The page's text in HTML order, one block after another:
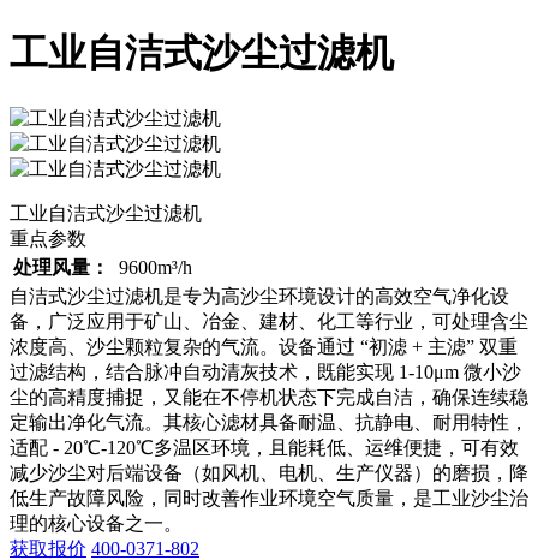
工业自洁式沙尘过滤机
工业自洁式沙尘过滤机
重点参数
处理风量：
9600m³/h
自洁式沙尘过滤机是专为高沙尘环境设计的高效空气净化设
备，广泛应用于矿山、冶金、建材、化工等行业，可处理含尘
浓度高、沙尘颗粒复杂的气流。设备通过 “初滤 + 主滤” 双重
过滤结构，结合脉冲自动清灰技术，既能实现 1-10μm 微小沙
尘的高精度捕捉，又能在不停机状态下完成自洁，确保连续稳
定输出净化气流。其核心滤材具备耐温、抗静电、耐用特性，
适配 - 20℃-120℃多温区环境，且能耗低、运维便捷，可有效
减少沙尘对后端设备（如风机、电机、生产仪器）的磨损，降
低生产故障风险，同时改善作业环境空气质量，是工业沙尘治
理的核心设备之一。
获取报价 400-0371-802